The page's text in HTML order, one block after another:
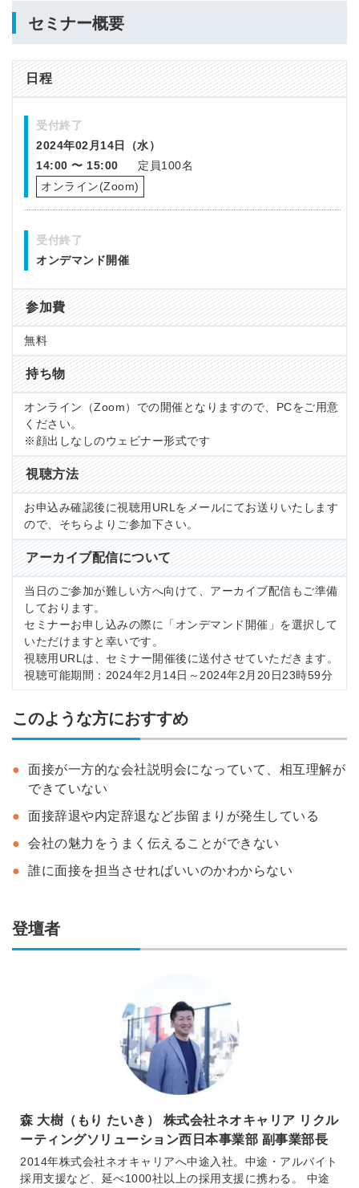
セミナー概要
日程
2024年02月14日（水）
14:00 〜 15:00
定員100名
オンライン(Zoom)
受付終了
オンデマンド開催
受付終了
参加費
無料
持ち物
オンライン（Zoom）での開催となりますので、PCをご用意
ください。
※顔出しなしのウェビナー形式です
視聴方法
お申込み確認後に視聴用URLをメールにてお送りいたします
ので、そちらよりご参加下さい。
アーカイブ配信について
当日のご参加が難しい方へ向けて、アーカイブ配信もご準備
しております。
セミナーお申し込みの際に「オンデマンド開催」を選択して
いただけますと幸いです。
視聴用URLは、セミナー開催後に送付させていただきます。
視聴可能期間：2024年2月14日～2024年2月20日23時59分
このような方におすすめ
面接が一方的な会社説明会になっていて、相互理解が
できていない
面接辞退や内定辞退など歩留まりが発生している
会社の魅力をうまく伝えることができない
誰に面接を担当させればいいのかわからない
登壇者
森 大樹（もり たいき） 株式会社ネオキャリア リクル
ーティングソリューション西日本事業部 副事業部長
2014年株式会社ネオキャリアへ中途入社。中途・アルバイト
採用支援など、延べ1000社以上の採用支援に携わる。 中途